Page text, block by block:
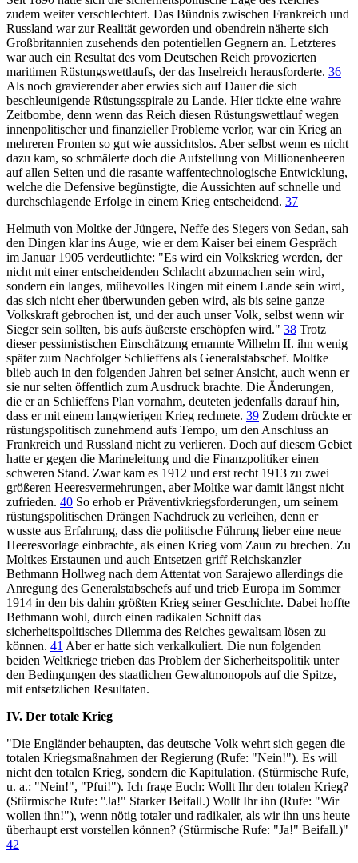
zudem weiter verschlechtert. Das Bündnis zwischen Frankreich und
Russland war zur Realität geworden und obendrein näherte sich
Großbritannien zusehends den potentiellen Gegnern an. Letzteres
war auch ein Resultat des vom Deutschen Reich provozierten
maritimen Rüstungswettlaufs, der das Inselreich herausforderte. 36
Als noch gravierender aber erwies sich auf Dauer die sich
beschleunigende Rüstungsspirale zu Lande. Hier tickte eine wahre
Zeitbombe, denn wenn das Reich diesen Rüstungswettlauf wegen
innenpolitischer und finanzieller Probleme verlor, war ein Krieg an
mehreren Fronten so gut wie aussichtslos. Aber selbst wenn es nicht
dazu kam, so schmälerte doch die Aufstellung von Millionenheeren
auf allen Seiten und die rasante waffentechnologische Entwicklung,
welche die Defensive begünstigte, die Aussichten auf schnelle und
durchschlagende Erfolge in einem Krieg entscheidend. 37
Helmuth von Moltke der Jüngere, Neffe des Siegers von Sedan, sah
den Dingen klar ins Auge, wie er dem Kaiser bei einem Gespräch
im Januar 1905 verdeutlichte: "Es wird ein Volkskrieg werden, der
nicht mit einer entscheidenden Schlacht abzumachen sein wird,
sondern ein langes, mühevolles Ringen mit einem Lande sein wird,
das sich nicht eher überwunden geben wird, als bis seine ganze
Volkskraft gebrochen ist, und der auch unser Volk, selbst wenn wir
Sieger sein sollten, bis aufs äußerste erschöpfen wird." 38 Trotz
dieser pessimistischen Einschätzung ernannte Wilhelm II. ihn wenig
später zum Nachfolger Schlieffens als Generalstabschef. Moltke
blieb auch in den folgenden Jahren bei seiner Ansicht, auch wenn er
sie nur selten öffentlich zum Ausdruck brachte. Die Änderungen,
die er an Schlieffens Plan vornahm, deuteten jedenfalls darauf hin,
dass er mit einem langwierigen Krieg rechnete. 39 Zudem drückte er
rüstungspolitisch zunehmend aufs Tempo, um den Anschluss an
Frankreich und Russland nicht zu verlieren. Doch auf diesem Gebiet
hatte er gegen die Marineleitung und die Finanzpolitiker einen
schweren Stand. Zwar kam es 1912 und erst recht 1913 zu zwei
größeren Heeresvermehrungen, aber Moltke war damit längst nicht
zufrieden. 40 So erhob er Präventivkriegsforderungen, um seinem
rüstungspolitischen Drängen Nachdruck zu verleihen, denn er
wusste aus Erfahrung, dass die politische Führung lieber eine neue
Heeresvorlage einbrachte, als einen Krieg vom Zaun zu brechen. Zu
Moltkes Erstaunen und auch Entsetzen griff Reichskanzler
Bethmann Hollweg nach dem Attentat von Sarajewo allerdings die
Anregung des Generalstabschefs auf und trieb Europa im Sommer
1914 in den bis dahin größten Krieg seiner Geschichte. Dabei hoffte
Bethmann wohl, durch einen radikalen Schnitt das
sicherheitspolitisches Dilemma des Reiches gewaltsam lösen zu
können. 41 Aber er hatte sich verkalkuliert. Die nun folgenden
beiden Weltkriege trieben das Problem der Sicherheitspolitik unter
den Bedingungen des staatlichen Gewaltmonopols auf die Spitze,
mit entsetzlichen Resultaten.
IV. Der totale Krieg
"Die Engländer behaupten, das deutsche Volk wehrt sich gegen die
totalen Kriegsmaßnahmen der Regierung (Rufe: "Nein!"). Es will
nicht den totalen Krieg, sondern die Kapitulation. (Stürmische Rufe,
u. a.: "Nein!", "Pfui!"). Ich frage Euch: Wollt Ihr den totalen Krieg?
(Stürmische Rufe: "Ja!" Starker Beifall.) Wollt Ihr ihn (Rufe: "Wir
wollen ihn!"), wenn nötig totaler und radikaler, als wir ihn uns heute
überhaupt erst vorstellen können? (Stürmische Rufe: "Ja!" Beifall.)"
42